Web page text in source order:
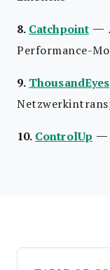
8. Catchpoint —
Performance-
9. ThousandEyes
10. ControlUp —